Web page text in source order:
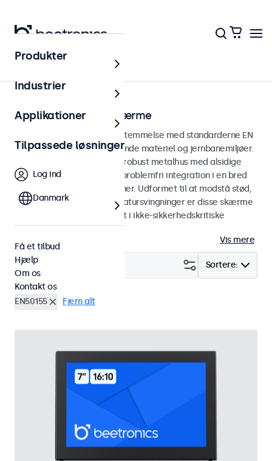
Hjem
EN 50155 jernbaneskærme
Skærme udviklet i overensstemmelse med standarderne EN
50155 og EN 45545-2 til rullende materiel og jernbanemiljøer.
Jernbaneskærmene har et robust metalhus med alsidige
monteringsmuligheder for problemfri integration i en bred
vifte af jernbaneapplikationer. Udformet til at modstå stød,
vibrationer, fugt og temperatursvingninger er disse skærme
konstrueret til pålidelig drift i ikke-sikkerhedskritiske
jernbaneapplikationer.
Vis mere
Sortere:
Filter (
EN50155 Fjern alt
Produkter
Industrier
Applikationer
Tilpassede løsninger
Log ind
Danmark
Få et tilbud
Hjælp
Om os
Kontakt os